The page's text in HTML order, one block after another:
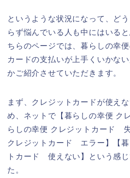
というような状況になって、ど
らず悩んでいる人も中にはいる
ちらのページでは、暮らしの幸
カードの支払いが上手くいかな
かご紹介させていただきます。
まず、クレジットカードが使え
め、ネットで【暮らしの幸便 ク
らしの幸便 クレジットカード
クレジットカード エラー】【暮
トカード 使えない】という感
た。